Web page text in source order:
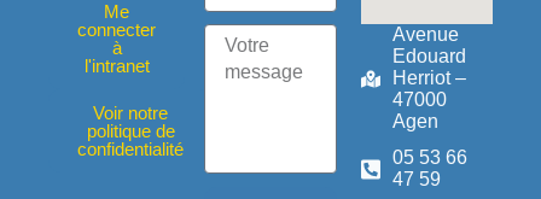
Me
connecter
à
l'intranet
Voir notre
politique de
confidentialité
Avenue
Edouard
Herriot –
47000
Agen
05 53 66
47 59